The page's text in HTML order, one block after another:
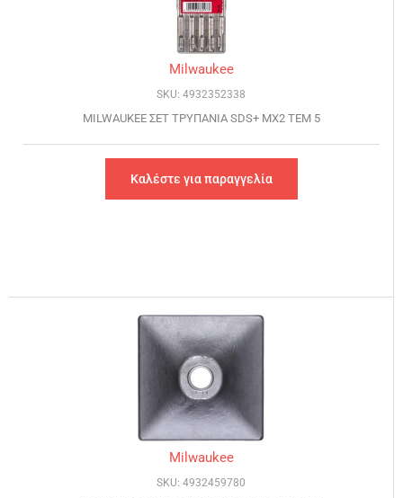
Milwaukee
SKU: 4932352338
MILWAUKEE ΣΕΤ ΤΡΥΠΑΝΙΑ SDS+ MX2 ΤΕΜ 5
Καλέστε για παραγγελία
Milwaukee
SKU: 4932459780